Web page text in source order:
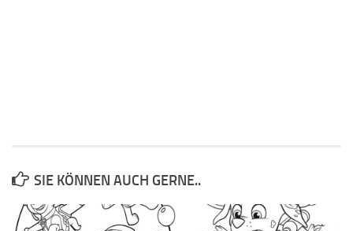
SIE KÖNNEN AUCH GERNE..